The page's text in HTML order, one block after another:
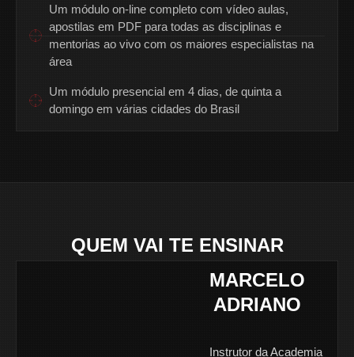
Um módulo on-line completo com vídeo aulas,
apostilas em PDF para todas as disciplinas e
mentorias ao vivo com os maiores especialistas na
área
Um módulo presencial em 4 dias, de quinta a
domingo em várias cidades do Brasil
QUEM VAI TE ENSINAR
MARCELO
ADRIANO
Instrutor da Academia